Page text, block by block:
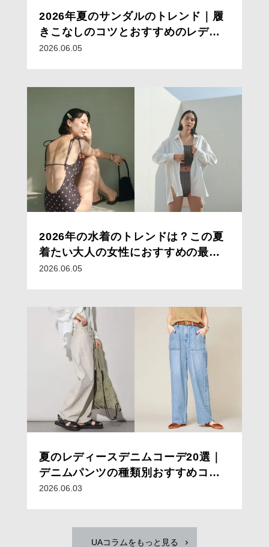
2026年夏のサンダルのトレンド｜履
きこなしのコツとおすすめのレディ
ースサンダルコーデ15選
2026.06.05
2026年の水着のトレンドは？この夏
着たい大人の女性におすすめの最新
水着
2026.06.05
夏のレディースデニムコーデ20選｜
デニムパンツの種類別おすすめコー
デと着こなしのコツ
2026.06.03
UAコラムをもっと見る